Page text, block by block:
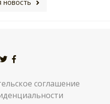
соглашение